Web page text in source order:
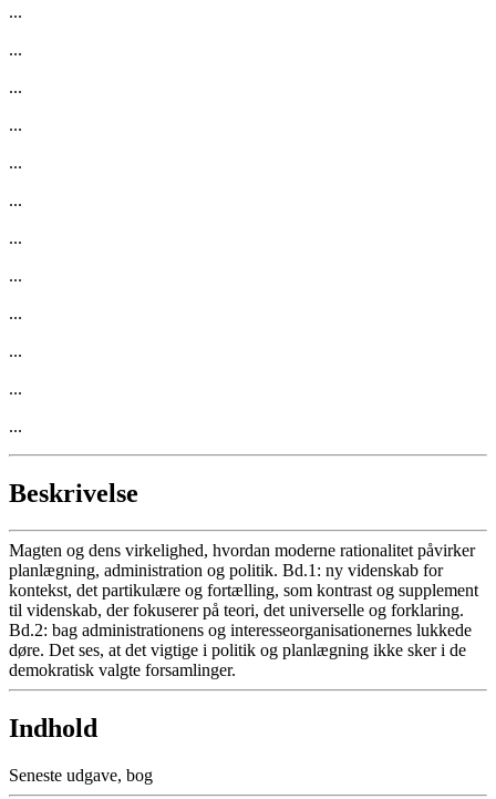
...
...
...
...
...
...
...
...
...
...
...
...
Beskrivelse
Magten og dens virkelighed, hvordan moderne rationalitet påvirker
planlægning, administration og politik. Bd.1: ny videnskab for
kontekst, det partikulære og fortælling, som kontrast og supplement
til videnskab, der fokuserer på teori, det universelle og forklaring.
Bd.2: bag administrationens og interesseorganisationernes lukkede
døre. Det ses, at det vigtige i politik og planlægning ikke sker i de
demokratisk valgte forsamlinger.
Indhold
Seneste udgave, bog